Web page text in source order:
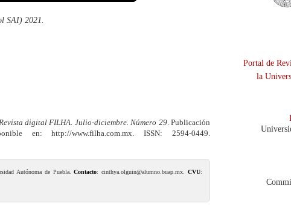
SAI) 2021.
digital FILHA. Julio-diciembre. Número 29. Publicación
en: http://www.filha.com.mx. ISSN: 2594-0449.
Autónoma de Puebla.Contacto: cinthya.olguin@alumno.buap.mx.CVU:
Portal de
la